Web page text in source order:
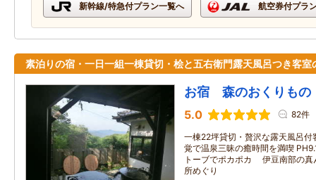
新幹線/特急付プラン一覧へ 航空券付プラ
素泊りの宿・一日一組一棟貸切・桧と五右衛門露天風呂つき客室
お宿 森のおくりもの
5.0 82件
一棟22坪貸切・贅沢な露天風呂
覚で温泉三昧の癒時間を満喫
トーブでポカポカ 伊豆南部の真
所めぐり